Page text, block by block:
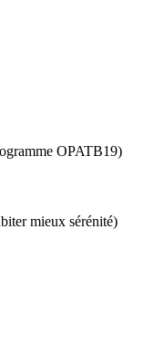
OPATB19)
mieux sérénité)